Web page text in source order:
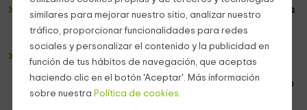
similares para mejorar nuestro sitio, analizar nuestro
tráfico, proporcionar funcionalidades para redes
sociales y personalizar el contenido y la publicidad en
función de tus hábitos de navegación, que aceptas
haciendo clic en el botón 'Aceptar'. Más información
sobre nuestra Política de cookies.
Un despacho
en el que tendrás un montón de
estanterías
silla, y al lado, un
sofá que se puede convertir en cama.
2 cocinas completas
en las que vas a encontrar todo
electrodomésticos y menaje
con los que podrás
hacer tantas recetas como quieraas, contando con gran
espacio.